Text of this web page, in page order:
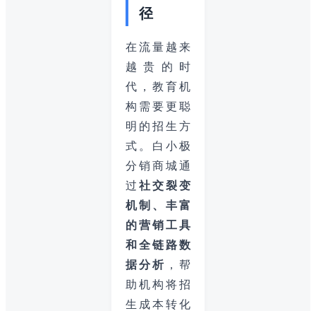
径
在流量越来
越贵的时
代，教育机
构需要更聪
明的招生方
式。白小极
分销商城通
过 社交裂变
机制、丰富
的营销工具
和全链路数
据分析 ，帮
助机构将招
生成本转化